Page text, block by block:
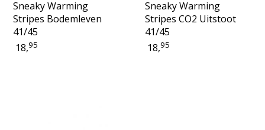
Sneaky Warming
Stripes Bodemleven
41/45
18,95
Sneaky Warming
Stripes CO2 Uitstoot
41/45
18,95